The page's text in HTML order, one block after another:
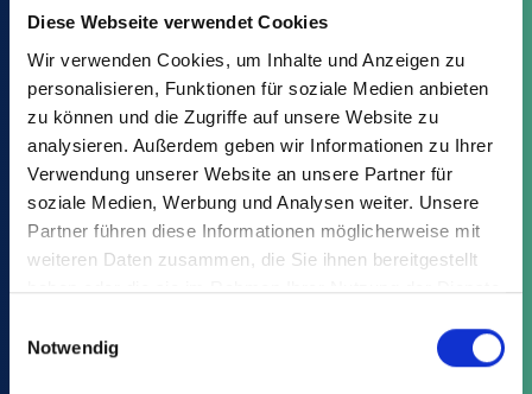
Diese Webseite verwendet Cookies
Wir verwenden Cookies, um Inhalte und Anzeigen zu
personalisieren, Funktionen für soziale Medien anbieten
zu können und die Zugriffe auf unsere Website zu
analysieren. Außerdem geben wir Informationen zu Ihrer
Verwendung unserer Website an unsere Partner für
soziale Medien, Werbung und Analysen weiter. Unsere
Partner führen diese Informationen möglicherweise mit
weiteren Daten zusammen, die Sie ihnen bereitgestellt
haben oder die sie im Rahmen Ihrer Nutzung der Dienste
Notwendig
Trouvez l'article qui vous convient
parmi les VQH:
Cela pourrait également vous